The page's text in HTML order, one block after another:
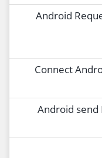
Android
Connect
Android